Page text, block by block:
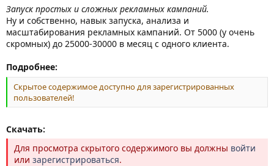
Запуск простых и сложных рекламных кампаний.
Ну и собственно, навык запуска, анализа и
масштабирования рекламных кампаний. От 5000 (у очень
скромных) до 25000-30000 в месяц с одного клиента.
Подробнее:
Скрытое содержимое доступно для зарегистрированных
пользователей!
Скачать:
Для просмотра скрытого содержимого вы должны войти
или зарегистрироваться.